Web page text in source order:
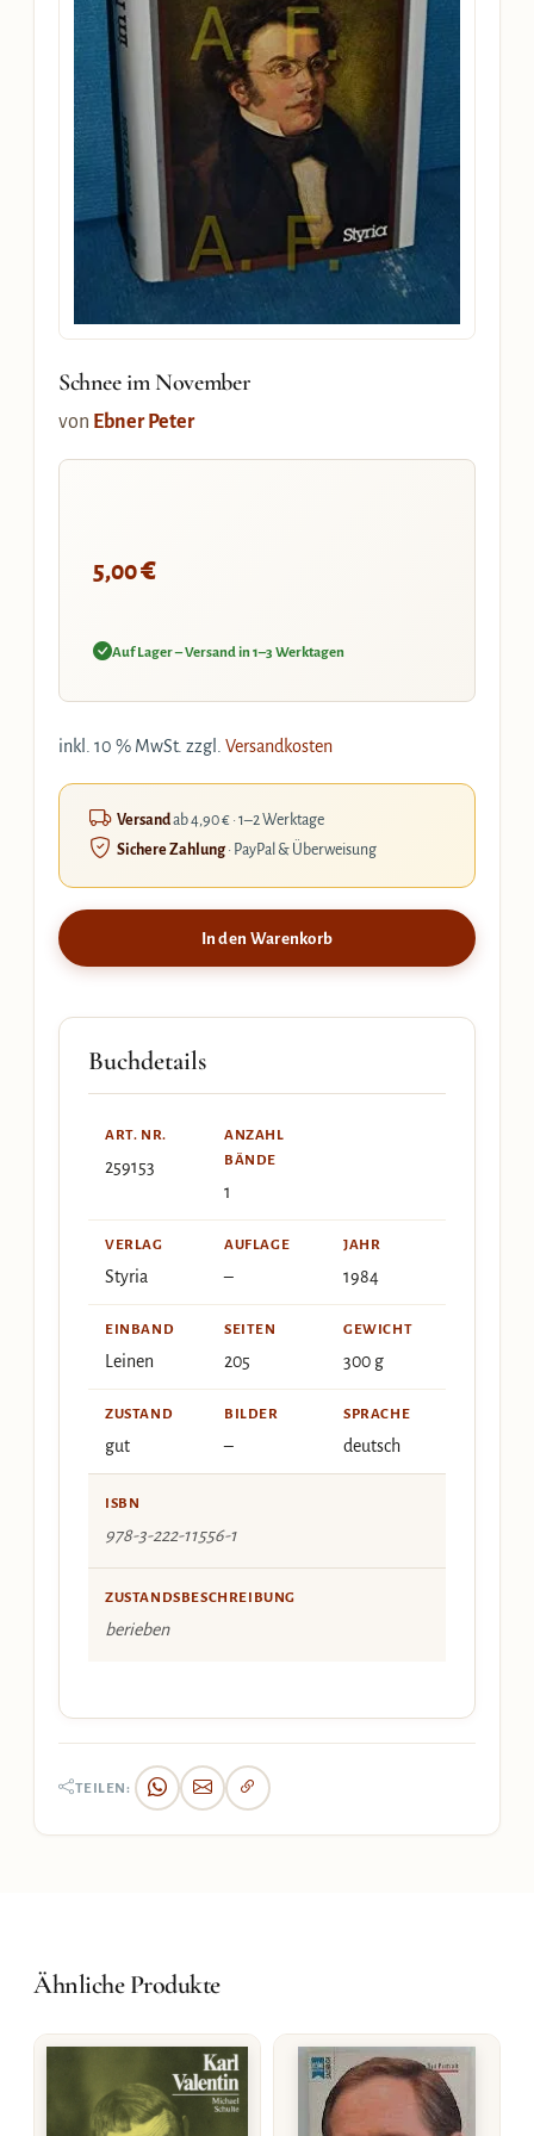
Schnee im November
von Ebner Peter
5,00€
Auf Lager – Versand in 1–3 Werktagen
inkl. 10 % MwSt. zzgl. Versandkosten
Versandab 4,90 € · 1–2 Werktage
Sichere Zahlung· PayPal & Überweisung
In den Warenkorb
Buchdetails
ART. NR.
259153
ANZAHL
BÄNDE
1
VERLAG
Styria
AUFLAGE
–
JAHR
1984
EINBAND
Leinen
SEITEN
205
GEWICHT
300 g
ZUSTAND
gut
BILDER
–
SPRACHE
deutsch
ISBN
978-3-222-11556-1
ZUSTANDSBESCHREIBUNG
berieben
TEILEN:
Ähnliche Produkte